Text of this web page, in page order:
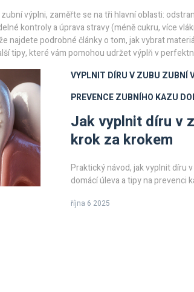
výplni, zaměřte se na tři hlavní oblasti:
kontroly a úprava stravy (méně cukru, více
najdete podrobné články o tom, jak vybrat
tipy, které vám pomohou udržet výplň v
VYPLNIT DÍRU V ZUBU ZUBNÍ
PREVENCE ZUBNÍHO KAZU
Jak vyplnit díru v
krok za krokem
Praktický návod, jak vyplnit díru
domácí úleva a tipy na prevenci
října 6 2025